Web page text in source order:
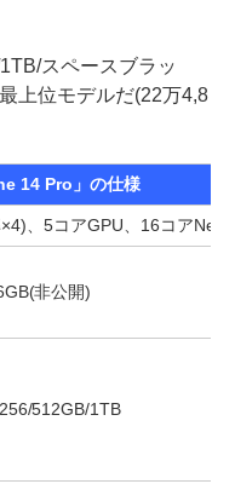
スペースブラッ
上位モデルだ(22万4,8
14 Pro」の仕様
、5コアGPU、16コア
非公開)
512GB/1TB